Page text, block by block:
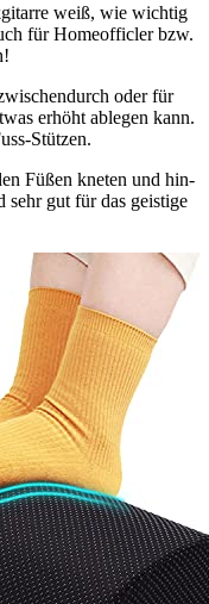
weiß, wie wichtig
für Homeofficler bzw.
oder für
erhöht ablegen kann.
Stützen.
Füßen kneten und hin-
sehr gut für das geistige